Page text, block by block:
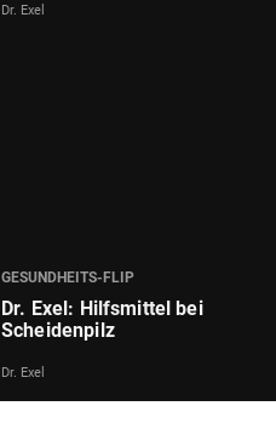
Dr. Exel
GESUNDHEITS-FLIP
Dr. Exel: Hilfsmittel bei
Scheidenpilz
Dr. Exel